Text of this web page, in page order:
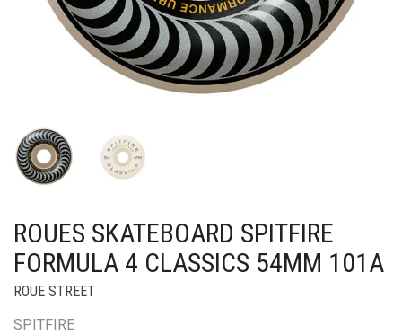
ROUES SKATEBOARD SPITFIRE
FORMULA 4 CLASSICS 54MM 101A
ROUE STREET
SPITFIRE